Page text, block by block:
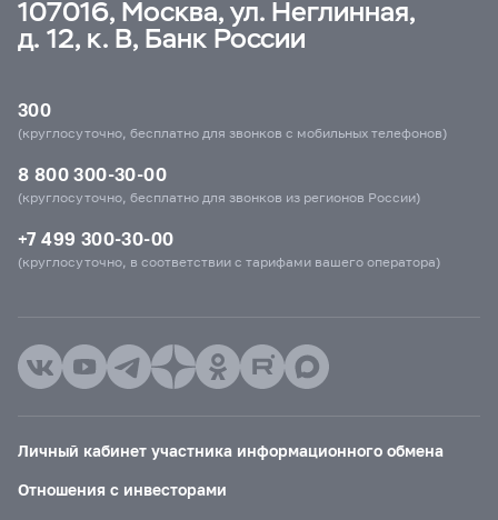
107016, Москва, ул. Неглинная,
д. 12, к. В, Банк России
300
(круглосуточно, бесплатно для звонков с мобильных телефонов)
8 800 300-30-00
(круглосуточно, бесплатно для звонков из регионов России)
+7 499 300-30-00
(круглосуточно, в соответствии с тарифами вашего оператора)
Личный кабинет участника информационного обмена
Отношения с инвесторами